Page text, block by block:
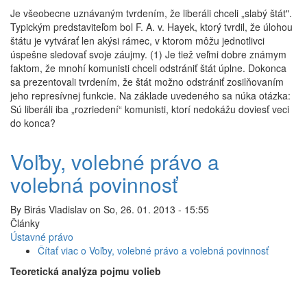
Je všeobecne uznávaným tvrdením, že liberáli chceli „slabý štát".
Typickým predstaviteľom bol F. A. v. Hayek, ktorý tvrdil, že úlohou
štátu je vytvárať len akýsi rámec, v ktorom môžu jednotlivci
úspešne sledovať svoje záujmy. (1) Je tiež veľmi dobre známym
faktom, že mnohí komunisti chceli odstrániť štát úplne. Dokonca
sa prezentovali tvrdením, že štát možno odstrániť zosilňovaním
jeho represívnej funkcie. Na základe uvedeného sa núka otázka:
Sú liberáli iba „rozriedení“ komunisti, ktorí nedokážu doviesť veci
do konca?
Voľby, volebné právo a
volebná povinnosť
By Birás Vladislav on So, 26. 01. 2013 - 15:55
Články
Ústavné právo
Čítať viac o Voľby, volebné právo a volebná povinnosť
Teoretická analýza pojmu volieb